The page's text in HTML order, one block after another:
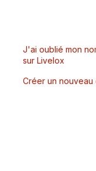
J'ai oublié mon
sur Livelox
Créer un nouveau